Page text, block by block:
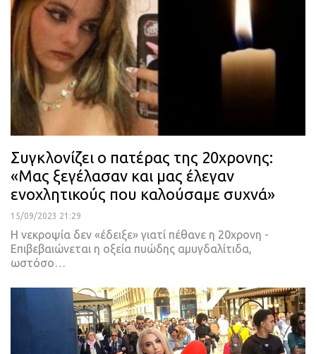
Συγκλονίζει ο πατέρας της 20χρονης:
«Μας ξεγέλασαν και μας έλεγαν
ενοχλητικούς που καλούσαμε συχνά»
15/09/2023 21:29
Η νεκροψία δεν «έδειξε» γιατί πέθανε η 20χρονη -
Επιβεβαιώνεται η οξεία πυώδης αμυγδαλίτιδα,
ωστόσο…